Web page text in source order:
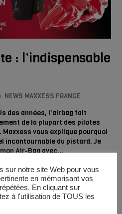
: l’indispensable
NEWS MAXXESS FRANCE
des années, l’airbag fait
de la plupart des pilotes
vous explique pourquoi
incontournable du pistard. Je
Air-Bag avec…
sur notre site Web pour vous
en mémorisant vos
En cliquant sur
à l'utilisation de TOUS les